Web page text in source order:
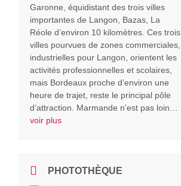
Garonne, équidistant des trois villes
importantes de Langon, Bazas, La
Réole d’environ 10 kilomètres. Ces trois
villes pourvues de zones commerciales,
industrielles pour Langon, orientent les
activités professionnelles et scolaires,
mais Bordeaux proche d’environ une
heure de trajet, reste le principal pôle
d’attraction. Marmande n’est pas loin…
voir plus
PHOTOTHÈQUE